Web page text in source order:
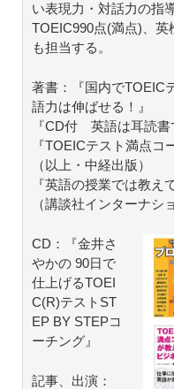
い表現力・対話力の指
TOEIC990点(満点)、
も担当する。
著書：『国内でTOEIC
語力は伸ばせる！』
『CD付 英語は耳読書
『TOEICテスト満点コ
（以上・中経出版）
『英語の授業では教え
（講談社インターナシ
CD：『金井さ
やかの 90日で
仕上げるTOEI
C(R)テストST
EP BY STEPコ
ーチング』
記事、出演：